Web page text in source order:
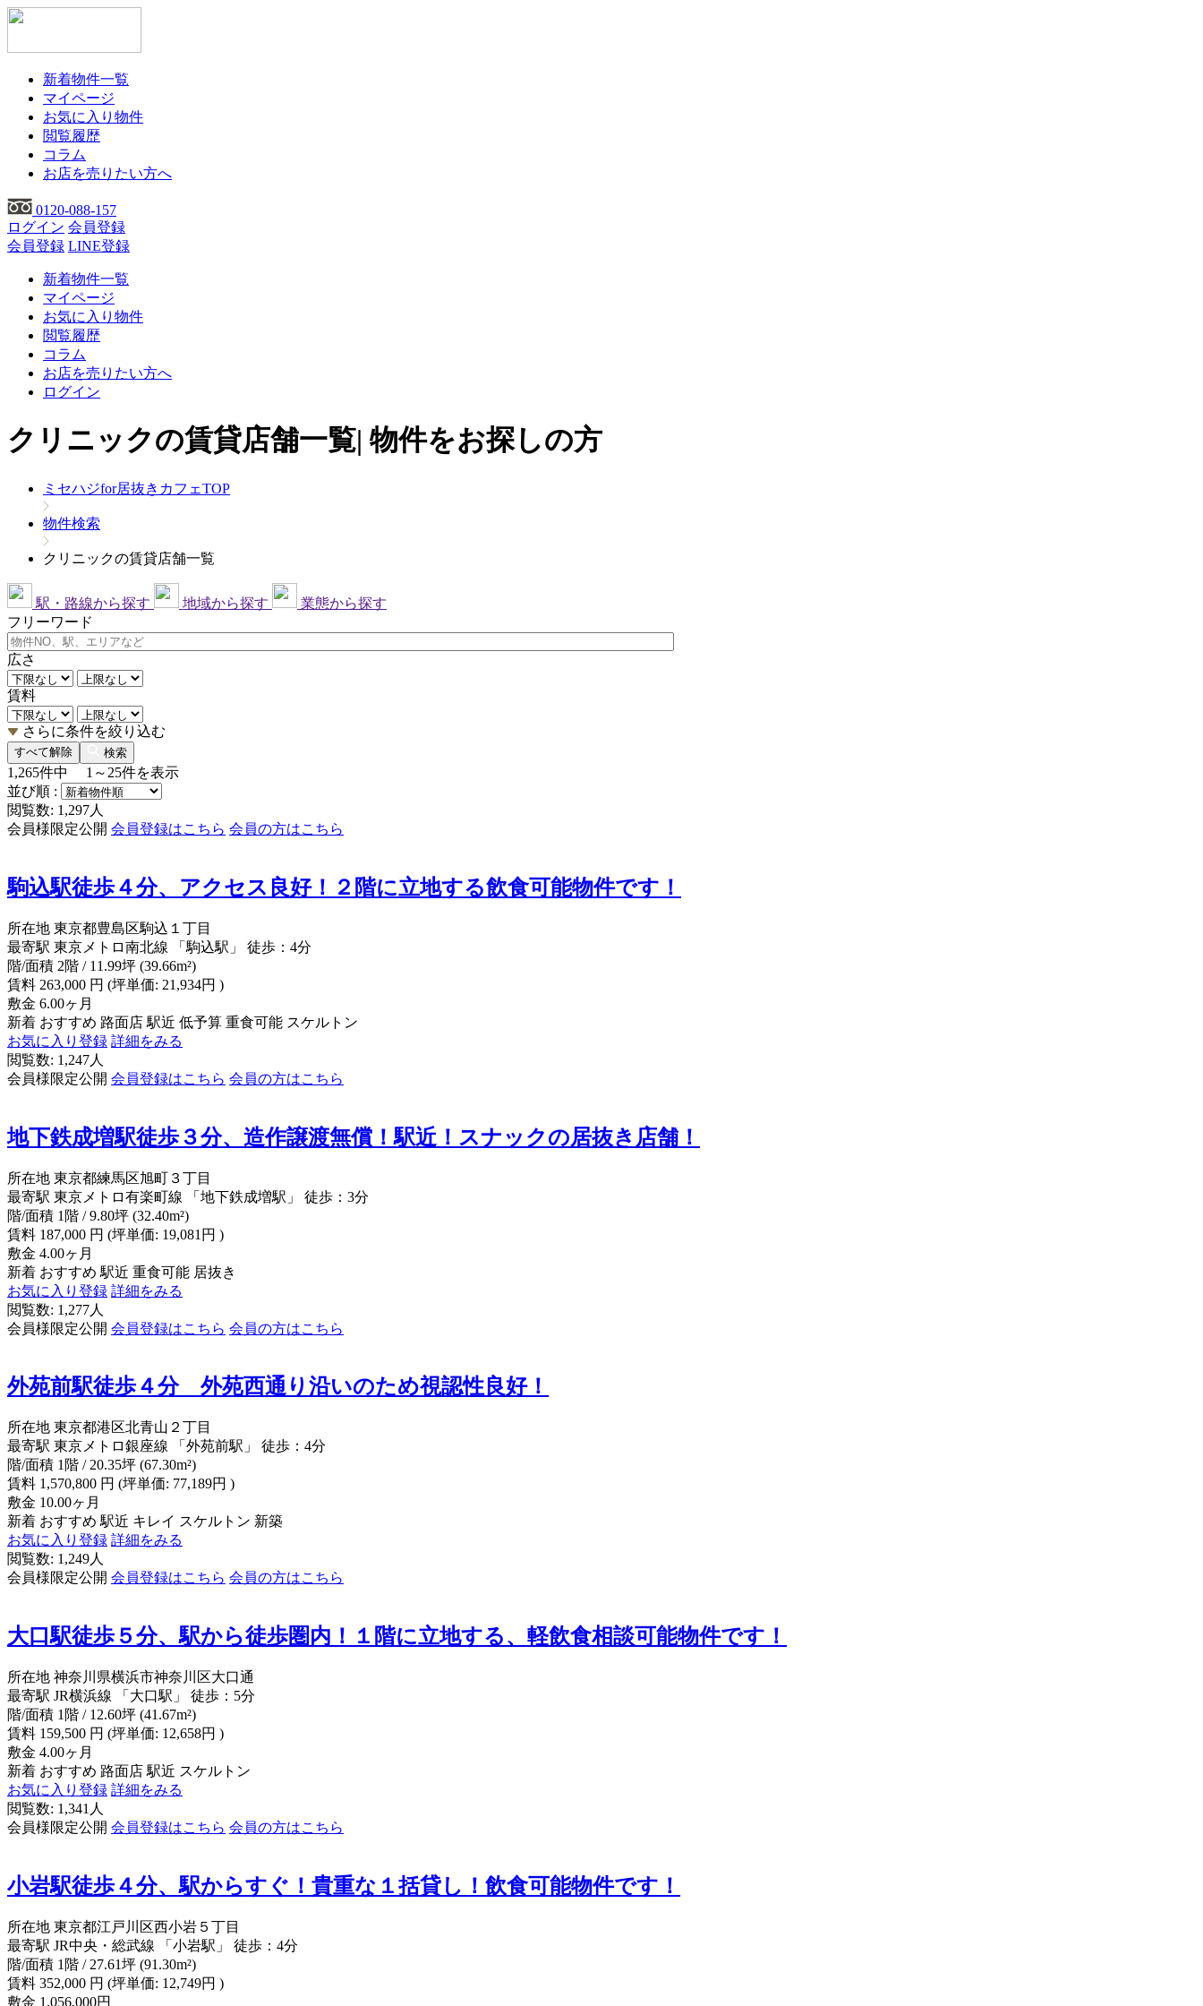
新着物件一覧
マイページ
お気に入り物件
閲覧履歴
コラム
お店を売りたい方へ
0120-088-157
ログイン 会員登録
会員登録 LINE登録
新着物件一覧
マイページ
お気に入り物件
閲覧履歴
コラム
お店を売りたい方へ
ログイン
クリニックの賃貸店舗一覧| 物件をお探しの方
ミセハジfor居抜きカフェTOP
物件検索
クリニックの賃貸店舗一覧
駅・路線から探す 地域から探す
業態から探す
フリーワード
広さ
賃料
さらに条件を絞り込む
すべて解除 検索
1,265件中 1～25件を表示
並び順 :
閲覧数: 1,297人
会員様限定公開 会員登録はこちら 会員の方はこちら
駒込駅徒歩４分、アクセス良好！２階に立地する飲食可能物件です！
所在地 東京都豊島区駒込１丁目
最寄駅 東京メトロ南北線 「駒込駅」 徒歩：4分
階/面積 2階 / 11.99坪 (39.66m²)
賃料 263,000 円 (坪単価: 21,934円 )
敷金 6.00ヶ月
新着 おすすめ 路面店 駅近 低予算 重食可能 スケルトン
お気に入り登録 詳細をみる
閲覧数: 1,247人
会員様限定公開 会員登録はこちら 会員の方はこちら
地下鉄成増駅徒歩３分、造作譲渡無償！駅近！スナックの居抜き店舗！
所在地 東京都練馬区旭町３丁目
最寄駅 東京メトロ有楽町線 「地下鉄成増駅」 徒歩：3分
階/面積 1階 / 9.80坪 (32.40m²)
賃料 187,000 円 (坪単価: 19,081円 )
敷金 4.00ヶ月
新着 おすすめ 駅近 重食可能 居抜き
お気に入り登録 詳細をみる
閲覧数: 1,277人
会員様限定公開 会員登録はこちら 会員の方はこちら
外苑前駅徒歩４分 外苑西通り沿いのため視認性良好！
所在地 東京都港区北青山２丁目
最寄駅 東京メトロ銀座線 「外苑前駅」 徒歩：4分
階/面積 1階 / 20.35坪 (67.30m²)
賃料 1,570,800 円 (坪単価: 77,189円 )
敷金 10.00ヶ月
新着 おすすめ 駅近 キレイ スケルトン 新築
お気に入り登録 詳細をみる
閲覧数: 1,249人
会員様限定公開 会員登録はこちら 会員の方はこちら
大口駅徒歩５分、駅から徒歩圏内！１階に立地する、軽飲食相談可能物件です！
所在地 神奈川県横浜市神奈川区大口通
最寄駅 JR横浜線 「大口駅」 徒歩：5分
階/面積 1階 / 12.60坪 (41.67m²)
賃料 159,500 円 (坪単価: 12,658円 )
敷金 4.00ヶ月
新着 おすすめ 路面店 駅近 スケルトン
お気に入り登録 詳細をみる
閲覧数: 1,341人
会員様限定公開 会員登録はこちら 会員の方はこちら
小岩駅徒歩４分、駅からすぐ！貴重な１括貸し！飲食可能物件です！
所在地 東京都江戸川区西小岩５丁目
最寄駅 JR中央・総武線 「小岩駅」 徒歩：4分
階/面積 1階 / 27.61坪 (91.30m²)
賃料 352,000 円 (坪単価: 12,749円 )
敷金 1,056,000円